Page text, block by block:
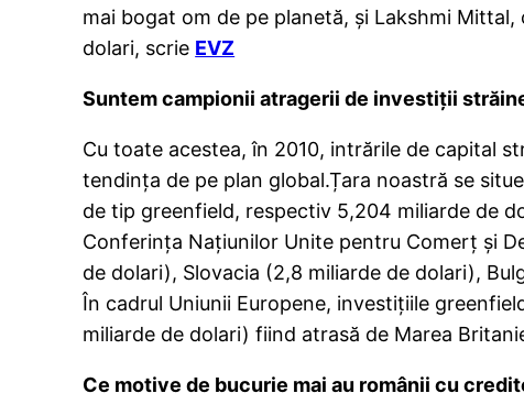
mai bogat om de pe planetă, şi Lakshmi
dolari, scrie EVZ
Suntem campionii atragerii de investiţii
Cu toate acestea, în 2010, intrările de capital
tendința de pe plan global.Țara noastră se
de tip greenfield, respectiv 5,204 miliarde de
Conferinţa Naţiunilor Unite pentru Comerţ şi
de dolari), Slovacia (2,8 miliarde de dolari),
În cadrul Uniunii Europene, investiţiile
miliarde de dolari) fiind atrasă de Marea
Ce motive de bucurie mai au românii cu